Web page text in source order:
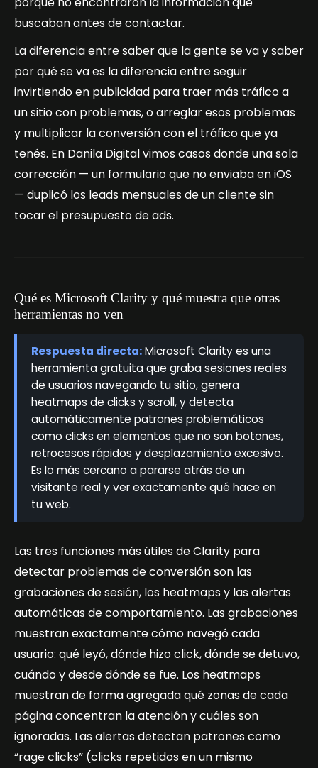
buscaban antes de contactar.
La diferencia entre saber que la gente se va y saber
por qué se va es la diferencia entre seguir
invirtiendo en publicidad para traer más tráfico a
un sitio con problemas, o arreglar esos problemas
y multiplicar la conversión con el tráfico que ya
tenés. En Danila Digital vimos casos donde una sola
corrección — un formulario que no enviaba en iOS
— duplicó los leads mensuales de un cliente sin
tocar el presupuesto de ads.
Qué es Microsoft Clarity y qué muestra que otras
herramientas no ven
Respuesta directa:Microsoft Clarity es una
herramienta gratuita que graba sesiones reales
de usuarios navegando tu sitio, genera
heatmaps de clicks y scroll, y detecta
automáticamente patrones problemáticos
como clicks en elementos que no son botones,
retrocesos rápidos y desplazamiento excesivo.
Es lo más cercano a pararse atrás de un
visitante real y ver exactamente qué hace en
tu web.
Las tres funciones más útiles de Clarity para
detectar problemas de conversión son las
grabaciones de sesión, los heatmaps y las alertas
automáticas de comportamiento. Las grabaciones
muestran exactamente cómo navegó cada
usuario: qué leyó, dónde hizo click, dónde se detuvo,
cuándo y desde dónde se fue. Los heatmaps
muestran de forma agregada qué zonas de cada
página concentran la atención y cuáles son
ignoradas. Las alertas detectan patrones como
“rage clicks” (clicks repetidos en un mismo